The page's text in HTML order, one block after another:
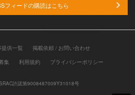
フィードの購読はこちら
供一覧
掲載依頼 / お問い合わせ
集
利用規約 プライバシーポリシー
許諾第9008487009Y31018号